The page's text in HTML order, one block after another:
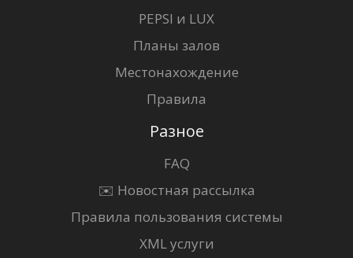
PEPSI и LUX
Планы залов
Местонахождение
Правила
Разное
FAQ
✉️ Новостная рассылка
Правила пользования системы
XML услуги